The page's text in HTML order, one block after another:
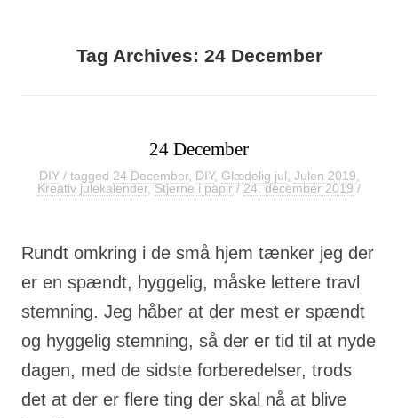
Tag Archives: 24 December
24 December
DIY/ tagged 24 December, DIY, Glædelig jul Julen 2019
Kreativ julekalender,Stjerne i papir/24. december 2019/
Rundt omkring i de små hjem tænker jeg der
er en spændt, hyggelig, måske lettere travl
stemning. Jeg håber at der mest er spændt
og hyggelig stemning, så der er tid til at nyde
dagen, med de sidste forberedelser, trods
det at der er flere ting der skal nå at blive